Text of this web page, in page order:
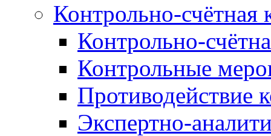
Контрольно-счётная
Контрольно-
Контрольные
Противодействие
Экспертно-